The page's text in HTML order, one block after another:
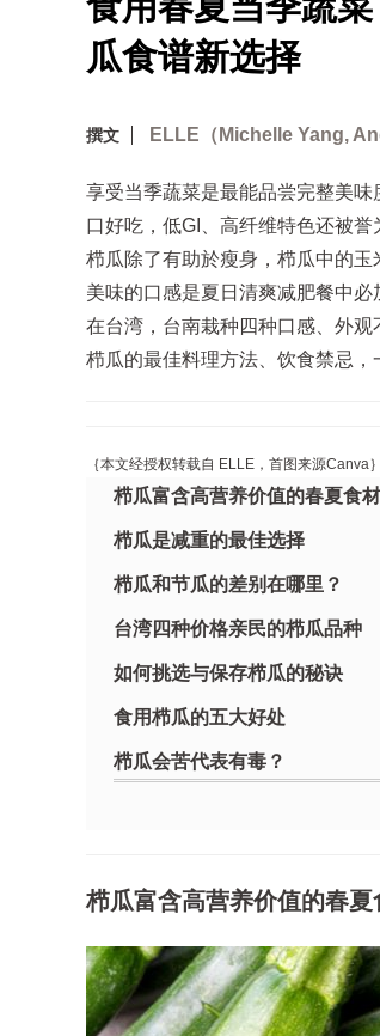
瓜食谱新选择
撰文 ELLE（Michelle Yang,
享受当季蔬菜是最能品尝完整美
口好吃，低GI、高纤维特色还被誉
栉瓜除了有助於瘦身，栉瓜中的
美味的口感是夏日清爽减肥餐中必
在台湾，台南栽种四种口感、外
栉瓜的最佳料理方法、饮食禁忌，
｛本文经授权转载自 ELLE，首图来源Canva｝
栉瓜富含高营养价值的春夏食材
栉瓜是减重的最佳选择
栉瓜和节瓜的差别在哪里？
台湾四种价格亲民的栉瓜品种
如何挑选与保存栉瓜的秘诀
食用栉瓜的五大好处
栉瓜会苦代表有毒？
常见的美味栉瓜食谱推荐
栉瓜富含高营养价值的春夏